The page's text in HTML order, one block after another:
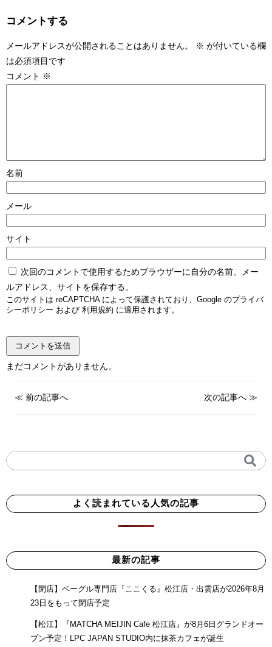
コメントする
メールアドレスが公開されることはありません。 ※ が付いている欄
は必須項目です
コメント ※
名前
メール
サイト
次回のコメントで使用するためブラウザーに自分の名前、メー
ルアドレス、サイトを保存する。
このサイトは reCAPTCHA によって保護されており、Google のプライバ
シーポリシー および 利用規約 に適用されます。
まだコメントがありません。
≪前の記事へ 次の記事へ≫
よく読まれている人気の記事
最新の記事
【閉店】ベーグル専門店『ここくる』松江店・出雲店が2026年8月
23日をもって閉店予定
【松江】『MATCHA MEIJIN Cafe 松江店』が8月6日グランドオー
プン予定！LPC JAPAN STUDIO内に抹茶カフェが誕生